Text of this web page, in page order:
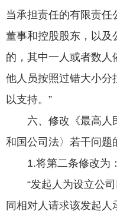
当承担责任的有限责任
董事和控股股东，以及
的，其中一人或者数
他人员按照过错大小分
以支持。”
六、修改《最高人
和国公司法〉若干问题
1.将第二条修改为：
“发起人为设立公司
同相对人请求该发起